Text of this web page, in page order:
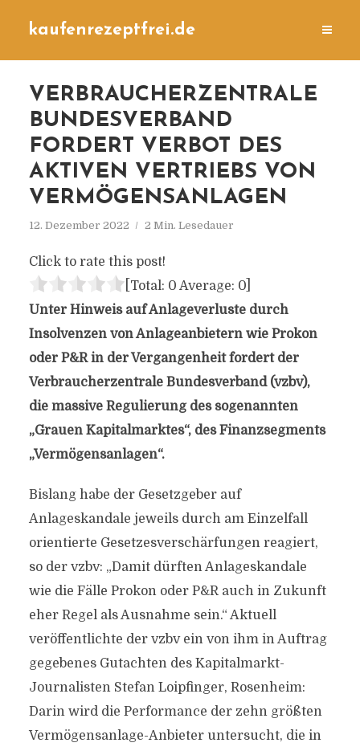
kaufenrezeptfrei.de
VERBRAUCHERZENTRALE
BUNDESVERBAND
FORDERT VERBOT DES
AKTIVEN VERTRIEBS VON
VERMÖGENSANLAGEN
12. Dezember 2022 2 Min. Lesedauer
Click to rate this post!
[Total: 0 Average: 0]
Unter Hinweis auf Anlageverluste durch
Insolvenzen von Anlageanbietern wie Prokon
oder P&R in der Vergangenheit fordert der
Verbraucherzentrale Bundesverband (vzbv),
die massive Regulierung des sogenannten
„Grauen Kapitalmarktes“, des Finanzsegments
„Vermögensanlagen“.
Bislang habe der Gesetzgeber auf
Anlageskandale jeweils durch am Einzelfall
orientierte Gesetzesverschärfungen reagiert,
so der vzbv: „Damit dürften Anlageskandale
wie die Fälle Prokon oder P&R auch in Zukunft
eher Regel als Ausnahme sein.“ Aktuell
veröffentlichte der vzbv ein von ihm in Auftrag
gegebenes Gutachten des Kapitalmarkt-
Journalisten Stefan Loipfinger, Rosenheim:
Darin wird die Performance der zehn größten
Vermögensanlage-Anbieter untersucht, die in